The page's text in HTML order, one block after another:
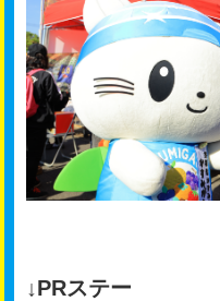
↓PRステー